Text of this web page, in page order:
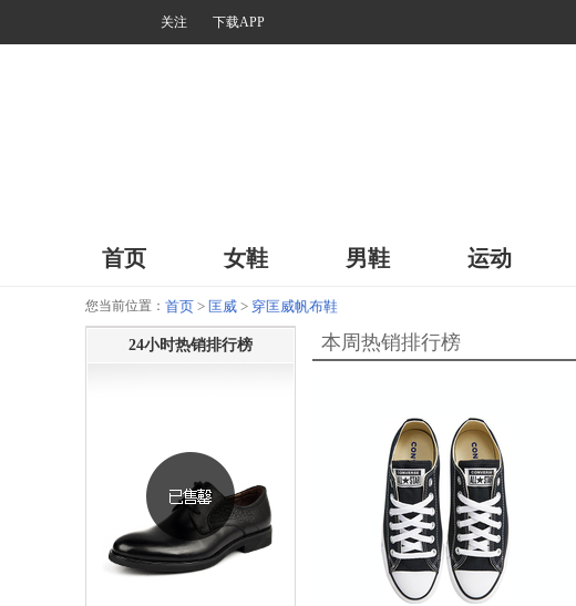
关注 下载APP
首页 女鞋 男鞋 运动
您当前位置： 首页 > 匡威 > 穿匡威帆布鞋
24小时热销排行榜 本周热销排行榜